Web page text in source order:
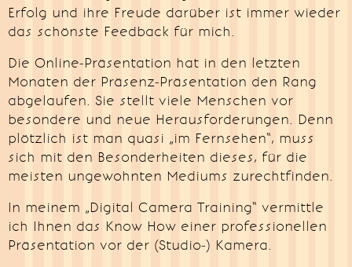
Erfolg und ihre Freude darüber ist immer wieder
das schönste Feedback für mich.
Die Online-Präsentation hat in den letzten
Monaten der Präsenz-Präsentation den Rang
abgelaufen. Sie stellt viele Menschen vor
besondere und neue Herausforderungen. Denn
plötzlich ist man quasi „im Fernsehen“, muss
sich mit den Besonderheiten dieses, für die
meisten ungewohnten Mediums zurechtfinden.
In meinem „Digital Camera Training“ vermittle
ich Ihnen das Know How einer professionellen
Präsentation vor der (Studio-) Kamera.